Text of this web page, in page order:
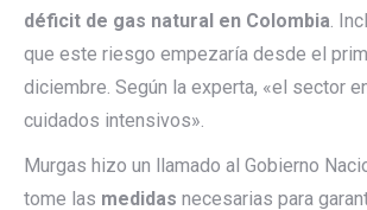
déficit de gas natural en Colombia.
que este riesgo empezaría desde el
diciembre. Según la experta, «el sector
cuidados intensivos».
Murgas hizo un llamado al Gobierno
tome las medidas necesarias para